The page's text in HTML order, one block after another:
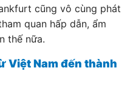
cũng vô cùng phát
quan hấp dẫn, ẩm
thế nữa.
Việt Nam đến thành